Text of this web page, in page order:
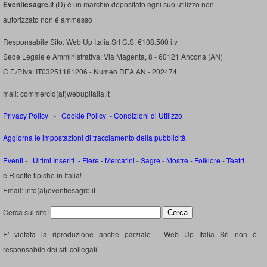
Eventiesagre.it (D) é un marchio depositato ogni suo utilizzo non
autorizzato non é ammesso
Responsabile Sito: Web Up Italia Srl C.S. €108.500 i.v
Sede Legale e Amministrativa: Via Magenta, 8 - 60121 Ancona (AN)
C.F./P.Iva: IT03251181206 - Numeo REA AN - 202474
mail: commercio(at)webupitalia.it
Privacy Policy - Cookie Policy -Condizioni di Utilizzo
Aggiorna le impostazioni di tracciamento della pubblicità
Eventi - Ultimi Inseriti - Fiere - Mercatini -Sagre - Mostre - Folklore -Teatri
e Ricette tipiche in Italia!
Email: info(at)eventiesagre.it
Cerca sul sito:
E' vietata la riproduzione anche parziale - Web Up Italia Srl non è
responsabile dei siti collegati